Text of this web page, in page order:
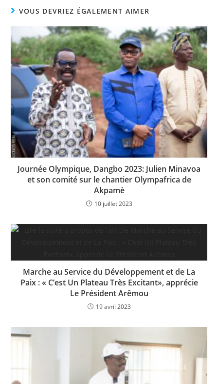
e
o
o
k
er s
A
p
p
y
Li
n
k
g
er
VOUS DEVRIEZ ÉGALEMENT AIMER
Journée Olympique, Dangbo 2023: Julien Minavoa
et son comité sur le chantier Olympafrica de
Akpamè
10 juillet 2023
Marche au Service du Développement et de La
Paix : « C’est Un Plateau Très Excitant», apprécie
Le Président Arêmou
19 avril 2023